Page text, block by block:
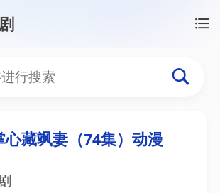
藏飒妻（74集）
心藏飒妻（74集）动漫